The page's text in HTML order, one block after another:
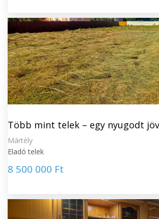
Több mint telek – egy nyugodt
Mártély
Eladó telek
8 500 000 Ft